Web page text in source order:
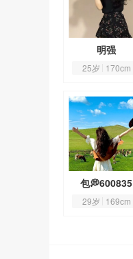
明强
25岁 170cm
包💭600835
29岁 169cm